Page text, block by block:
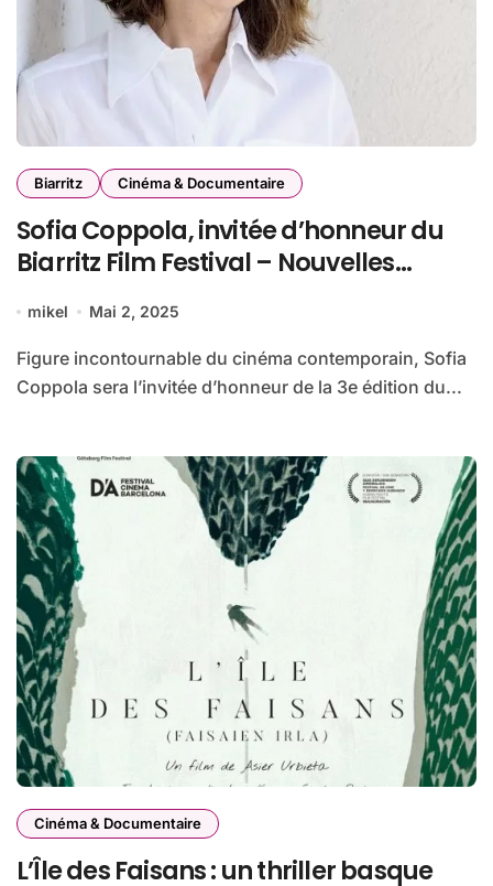
Biarritz Cinéma & Documentaire
Sofia Coppola, invitée d’honneur du
Biarritz Film Festival – Nouvelles
mikel Mai 2, 2025
Figure incontournable du cinéma contemporain, Sofia
Coppola sera l’invitée d’honneur de la 3e édition du...
Cinéma & Documentaire
L’Île des Faisans : un thriller basque